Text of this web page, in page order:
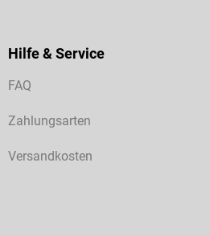
Hilfe & Service
FAQ
Zahlungsarten
Versandkosten